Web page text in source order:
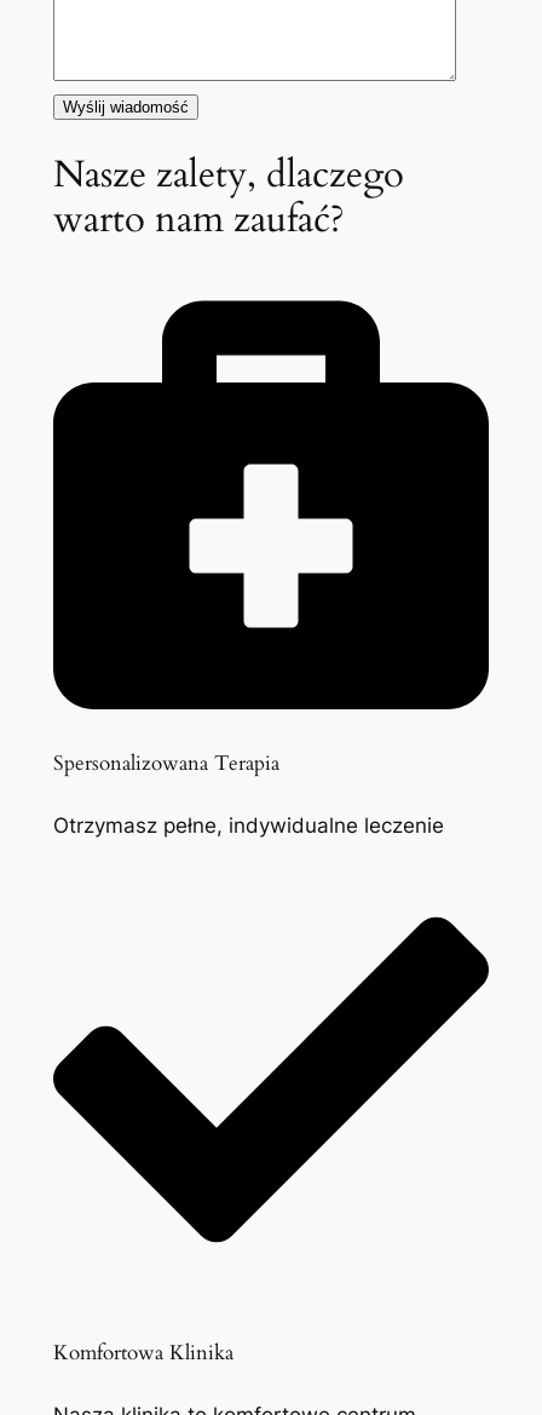
Nasze zalety, dlaczego
warto nam zaufać?
Spersonalizowana Terapia
Otrzymasz pełne, indywidualne leczenie
Komfortowa Klinika